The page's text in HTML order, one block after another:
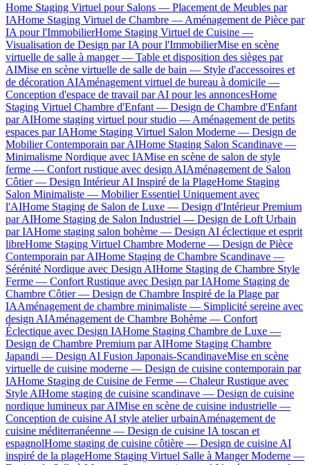
Home Staging Virtuel pour Salons — Placement de Meubles par
IAHome Staging Virtuel de Chambre — Aménagement de Pièce par
IA pour l'ImmobilierHome Staging Virtuel de Cuisine —
Visualisation de Design par IA pour l'ImmobilierMise en scène
virtuelle de salle à manger — Table et disposition des sièges par
AIMise en scène virtuelle de salle de bain — Style d'accessoires et
de décoration AIAménagement virtuel de bureau à domicile —
Conception d'espace de travail par AI pour les annoncesHome
Staging Virtuel Chambre d'Enfant — Design de Chambre d'Enfant
par AIHome staging virtuel pour studio — Aménagement de petits
espaces par IAHome Staging Virtuel Salon Moderne — Design de
Mobilier Contemporain par AIHome Staging Salon Scandinave —
Minimalisme Nordique avec IAMise en scène de salon de style
ferme — Confort rustique avec design AIAménagement de Salon
Côtier — Design Intérieur AI Inspiré de la PlageHome Staging
Salon Minimaliste — Mobilier Essentiel Uniquement avec
l'AIHome Staging de Salon de Luxe — Design d'Intérieur Premium
par AIHome Staging de Salon Industriel — Design de Loft Urbain
par IAHome staging salon bohème — Design AI éclectique et esprit
libreHome Staging Virtuel Chambre Moderne — Design de Pièce
Contemporain par AIHome Staging de Chambre Scandinave —
Sérénité Nordique avec Design AIHome Staging de Chambre Style
Ferme — Confort Rustique avec Design par IAHome Staging de
Chambre Côtier — Design de Chambre Inspiré de la Plage par
IAAménagement de chambre minimaliste — Simplicité sereine avec
design AIAménagement de Chambre Bohème — Confort
Éclectique avec Design IAHome Staging Chambre de Luxe —
Design de Chambre Premium par AIHome Staging Chambre
Japandi — Design AI Fusion Japonais-ScandinaveMise en scène
virtuelle de cuisine moderne — Design de cuisine contemporain par
IAHome Staging de Cuisine de Ferme — Chaleur Rustique avec
Style AIHome staging de cuisine scandinave — Design de cuisine
nordique lumineux par AIMise en scène de cuisine industrielle —
Conception de cuisine AI style atelier urbainAménagement de
cuisine méditerranéenne — Design de cuisine IA toscan et
espagnolHome staging de cuisine côtière — Design de cuisine AI
inspiré de la plageHome Staging Virtuel Salle à Manger Moderne —